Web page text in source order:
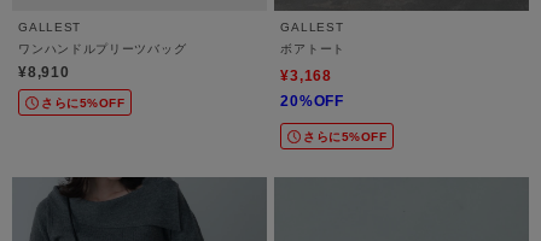
GALLEST
ワンハンドルプリーツバッグ
¥8,910
さらに5%OFF
GALLEST
ボアトート
¥3,168
20%OFF
さらに5%OFF